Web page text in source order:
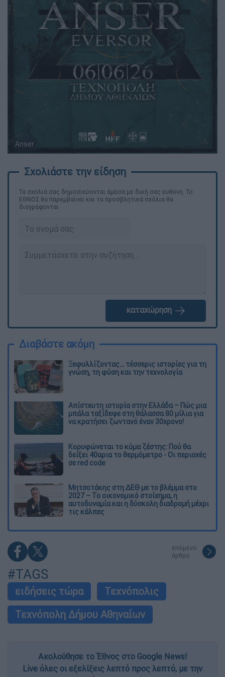
Anser
Τα σχολιά σας δημοσιεύονται άμεσα με δική σας ευθύνη. Το
ΕΘΝΟΣ θα παρεμβαίνει και τα προσβλητικά σχόλια θα
διαγράφονται
καταχώρηση
Διαβάστε ακόμη
Ξεφυλλίζοντας... τέσσερις ιστορίες για τη
γνώση, τη φύση και την τεχνολογία
Απίστευτη ιστορία στην Ελλάδα – Πώς μια
μπάλα ταξίδεψε στη θάλασσα 80 μίλια για
να κρατήσει ζωντανό έναν 30χρονο!
Κορυφώνεται το κύμα ζέστης: Πού θα
δείξει 40αρια το θερμόμετρο - Οι περιοχές
σε red code
Μητσοτάκης στη ΔΕΘ με το βλέμμα στο
2027 – Το οικονομικό στοίχημα, η
αυτοδυναμία και η δύσκολη διαδρομή μέχρι
τις κάλπες
επόμενο
άρθρο
#TAGS
ειδήσεις τώρα
Τεχνόπολις
Τεχνόπολη Δήμου Αθηναίων
Ακολούθησε το Έθνος στο Google News!
Live όλες οι εξελίξεις λεπτό προς λεπτό, με την